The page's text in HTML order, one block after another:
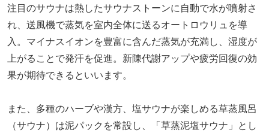
注目のサウナは熱したサウナストーンに自動で水が噴射さ
れ、送風機で蒸気を室内全体に送るオートロウリュを導
入。マイナスイオンを豊富に含んだ蒸気が充満し、湿度が
上がることで発汗を促進。新陳代謝アップや疲労回復の効
果が期待できるといいます。
また、多種のハーブや漢方、塩サウナが楽しめる草蒸風呂
（サウナ）は泥パックを常設し、「草蒸泥塩サウナ」とし